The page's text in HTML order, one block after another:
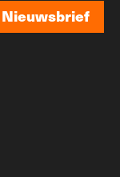
Nieuwsbrief